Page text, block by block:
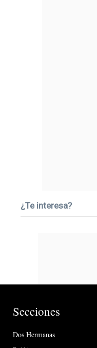
¿Te interesa?
Secciones
Dos Hermanas